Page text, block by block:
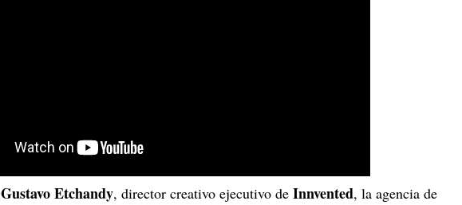
Gustavo Etchandy, director creativo ejecutivo de Innvented, la agencia de